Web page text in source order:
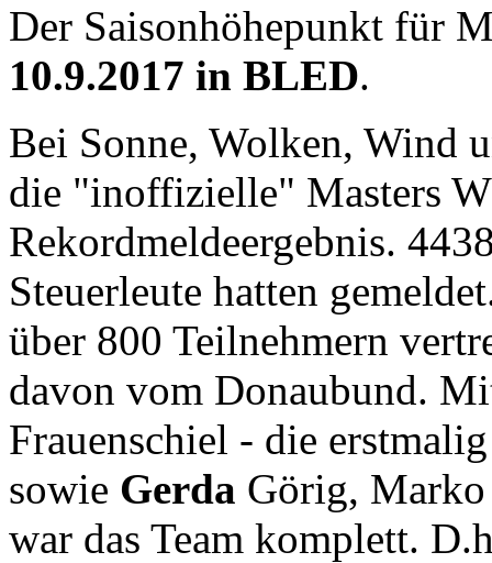
Der Saisonhöhepunkt für
10.9.2017 in BLED.
Bei Sonne, Wolken, Wind
die "inoffizielle" Masters
Rekordmeldeergebnis.
Steuerleute hatten
über 800 Teilnehmern
davon vom Donaubund.
Frauenschiel - die
sowie Gerda Görig,
war das Team komplett.